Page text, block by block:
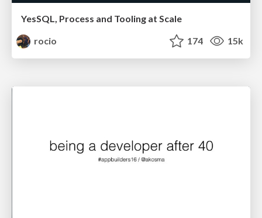
YesSQL, Process and Tooling at Scale
rocio
174 15k